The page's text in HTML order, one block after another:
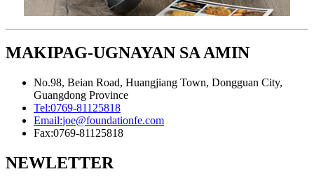
MAKIPAG-UGNAYAN SA AMIN
No.98, Beian Road, Huangjiang Town, Dongguan City,
Guangdong Province
Tel:0769-81125818
Email:joe@foundationfe.com
Fax:0769-81125818
NEWLETTER